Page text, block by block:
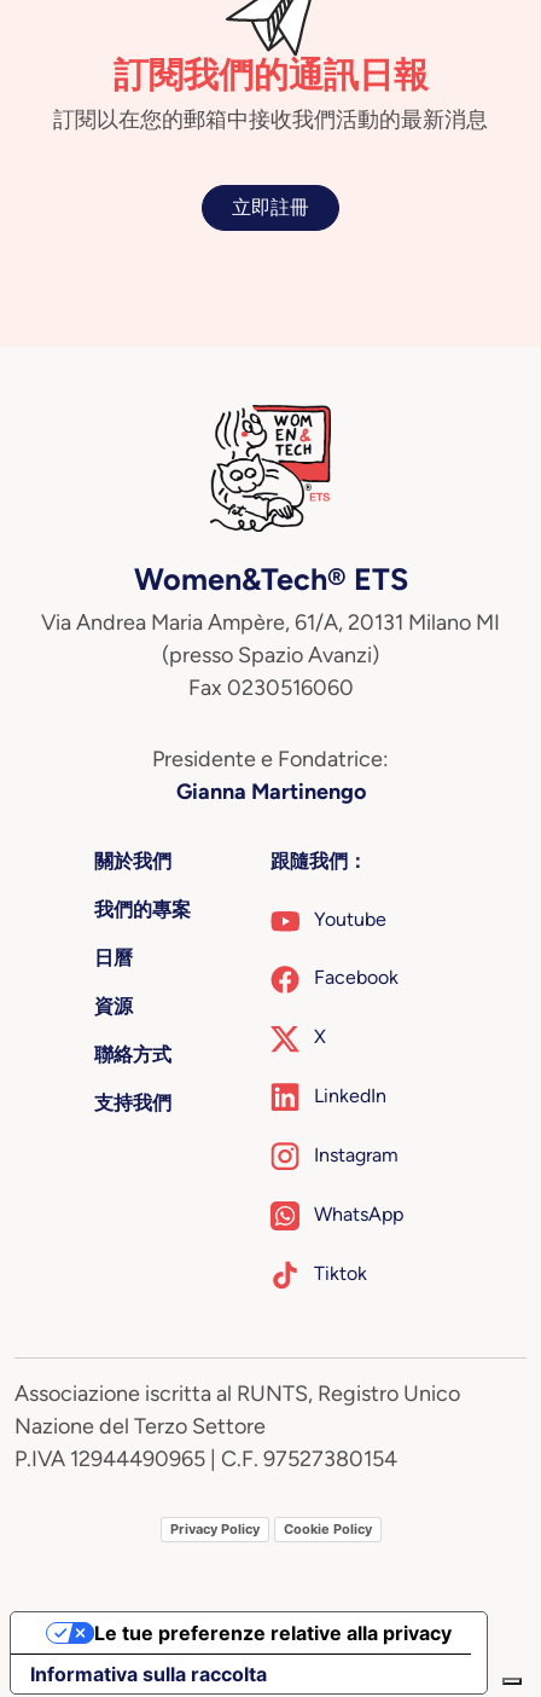
訂閱我們的通訊日報
訂閱以在您的郵箱中接收我們活動的最新消息
立即註冊
Women&Tech® ETS
Via Andrea Maria Ampère, 61/A, 20131 Milano MI
(presso Spazio Avanzi)
Fax 0230516060
Presidente e Fondatrice:
Gianna Martinengo
關於我們
我們的專案
日曆
資源
聯絡方式
支持我們
跟隨我們：
Youtube
Facebook
X
LinkedIn
Instagram
WhatsApp
Tiktok
Associazione iscritta al RUNTS, Registro Unico
Nazione del Terzo Settore
P.IVA 12944490965 | C.F. 97527380154
Privacy Policy Cookie Policy
Informativa sulla raccolta
Le tue preferenze relative alla privacy